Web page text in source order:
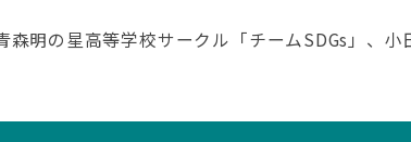
森明の星高等学校サークル「チームSDGs」、